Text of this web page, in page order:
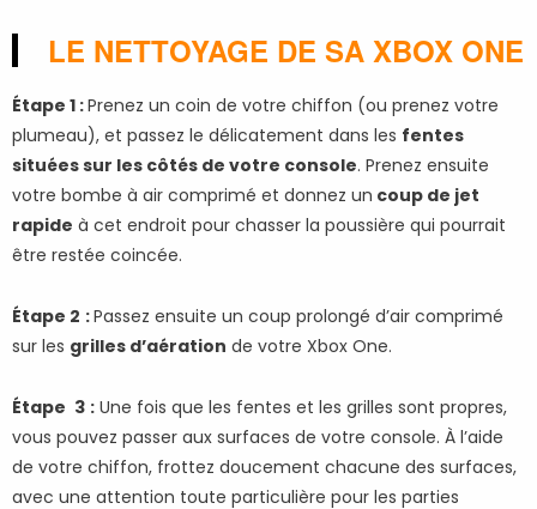
LE NETTOYAGE DE SA XBOX ONE
Étape 1 :Prenez un coin de votre chiffon (ou prenez votre
plumeau), et passez le délicatement dans les fentes
situées sur les côtés de votre console. Prenez ensuite
votre bombe à air comprimé et donnez un coup de jet
rapide à cet endroit pour chasser la poussière qui pourrait
être restée coincée.
Étape 2 :Passez ensuite un coup prolongé d’air comprimé
sur les grilles d’aération de votre Xbox One.
Étape 3 : Une fois que les fentes et les grilles sont propres,
vous pouvez passer aux surfaces de votre console. À l’aide
de votre chiffon, frottez doucement chacune des surfaces,
avec une attention toute particulière pour les parties